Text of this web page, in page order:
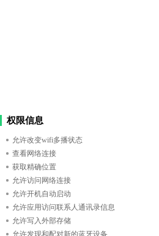
权限信息
允许改变wifi多播状态
查看网络连接
获取精确位置
允许访问网络连接
允许开机自动启动
允许应用访问联系人通讯录信息
允许写入外部存储
允许发现和配对新的蓝牙设备